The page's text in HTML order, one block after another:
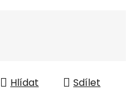
Hlídat Sdílet